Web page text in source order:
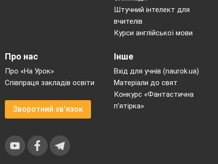
Штучний інтелект для
вчителів
Курси англійської мови
Про нас
Про «На Урок»
Співпраця закладів освіти
Зворотний зв'язок
Інше
Вхід для учнів (naurok.ua)
Матеріали до свят
Конкурс «Фантастична
п’ятірка»